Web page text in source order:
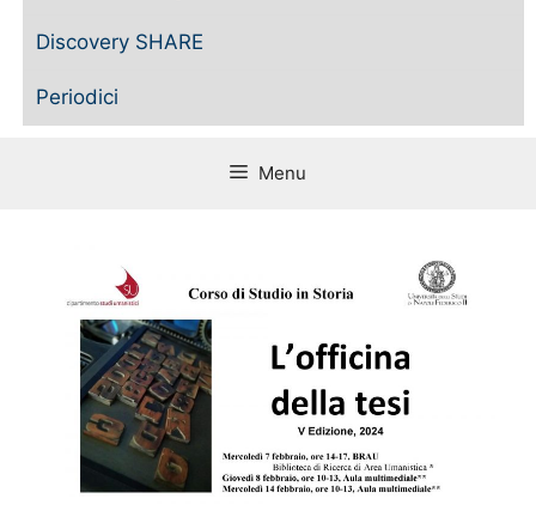
Discovery SHARE
Periodici
Menu